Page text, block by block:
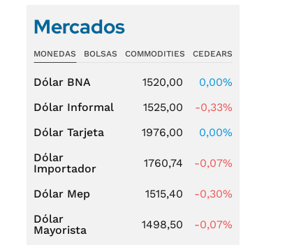
Mercados
MONEDAS BOLSAS COMMODITIES CEDEARS
Dólar BNA 1520,00
0,00%
Dólar Informal
1525,00
-0,33%
Dólar Tarjeta
1976,00
0,00%
Dólar
Importador
1760,74 -0,07%
Dólar Mep 1515,40
-0,30%
Dólar
Mayorista
1498,50 -0,07%